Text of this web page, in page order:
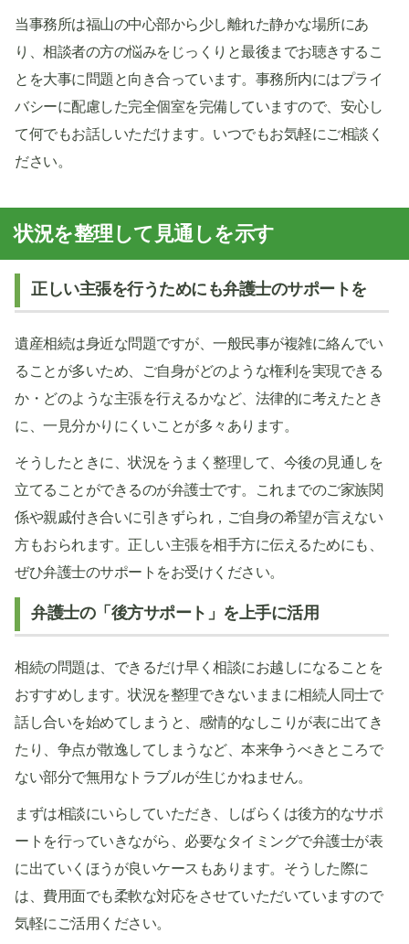
当事務所は福山の中心部から少し離れた静かな場所にあ
り、相談者の方の悩みをじっくりと最後までお聴きするこ
とを大事に問題と向き合っています。事務所内にはプライ
バシーに配慮した完全個室を完備していますので、安心し
て何でもお話しいただけます。いつでもお気軽にご相談く
ださい。
状況を整理して見通しを示す
正しい主張を行うためにも弁護士のサポートを
遺産相続は身近な問題ですが、一般民事が複雑に絡んでい
ることが多いため、ご自身がどのような権利を実現できる
か・どのような主張を行えるかなど、法律的に考えたとき
に、一見分かりにくいことが多々あります。
そうしたときに、状況をうまく整理して、今後の見通しを
立てることができるのが弁護士です。これまでのご家族関
係や親戚付き合いに引きずられ，ご自身の希望が言えない
方もおられます。正しい主張を相手方に伝えるためにも、
ぜひ弁護士のサポートをお受けください。
弁護士の「後方サポート」を上手に活用
相続の問題は、できるだけ早く相談にお越しになることを
おすすめします。状況を整理できないままに相続人同士で
話し合いを始めてしまうと、感情的なしこりが表に出てき
たり、争点が散逸してしまうなど、本来争うべきところで
ない部分で無用なトラブルが生じかねません。
まずは相談にいらしていただき、しばらくは後方的なサポ
ートを行っていきながら、必要なタイミングで弁護士が表
に出ていくほうが良いケースもあります。そうした際に
は、費用面でも柔軟な対応をさせていただいていますので
気軽にご活用ください。